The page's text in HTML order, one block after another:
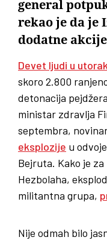
general
rekao je da je
dodatne
Devet ljudi u utorak
skoro 2.800
detonacija
ministar zdravlja
septembra,
eksplozije u
Bejruta. Kako je
Hezbolaha,
militantna grupa,
Nije odmah bilo